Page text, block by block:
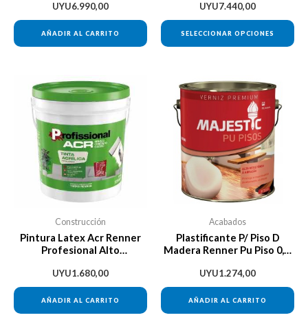
UYU6.990,00
AÑADIR AL CARRITO
UYU7.440,00
SELECCIONAR OPCIONES
la
Construcción
Pintura Latex Acr Renner
Profesional Alto
UYU1.680,00
AÑADIR AL CARRITO
Acabados
Plastificante P/ Piso D
Madera Renner Pu Piso 0,9l
UYU1.274,00
AÑADIR AL CARRITO